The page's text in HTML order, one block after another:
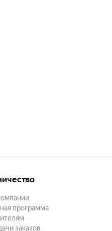
программа
заказов